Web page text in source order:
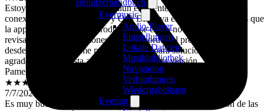
Benutzerhandbuch
Evermusic
Audio-Player
Einstellungen
Lokale Dateien
Musikbibliothek
Navigation
Verbindungen
Wiedergabelisten
Evertag
conexión con Google Drive y One Drive va excelente lo único es que
la app cuando dejó en reproducción se cierra no se porque ya he
revisado en configuraciónes y todo en orden el problema lo tengo
desde hace 4 días si me pueden orientar para solucionar se los
agradezco la app esta actualizada a la última versión.
Pamela Velazco
★★★★★
7/7/2026
Es muy buena se adapta a mí gratis puedo cambiar la posición de las
canciones es lo máximo no la dañen